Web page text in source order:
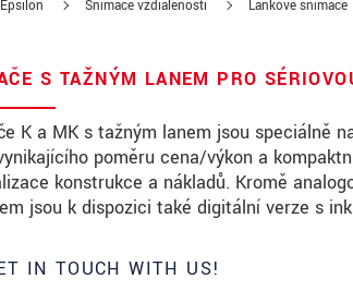
Snímače vzdialenosti Lankové snímače
S TAŽNÝM LANEM PRO
K a MK s tažným lanem jsou speciálně
poměru cena/výkon a
konstrukce a nákladů. Kromě
jsou k dispozici také digitální verze s
IN TOUCH WITH US!
Krajina*
Telefon